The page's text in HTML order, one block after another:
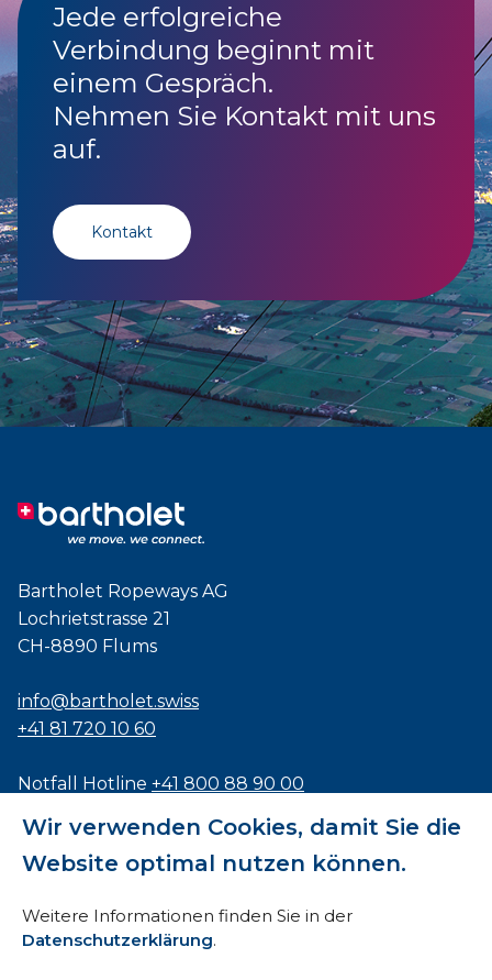
Wir verwenden Cookies, damit Sie die
Website optimal nutzen können.
Weitere Informationen finden Sie in der
Datenschutzerklärung.
Jede erfolgreiche
Verbindung beginnt mit
einem Gespräch.
Nehmen Sie Kontakt mit uns
auf.
Kontakt
Bartholet Ropeways AG
Lochrietstrasse 21
CH-8890 Flums
info@bartholet.swiss
+41 81 720 10 60
Notfall Hotline +41 800 88 90 00
Zertifiziert nachISO9001,EN1090und ISO3834